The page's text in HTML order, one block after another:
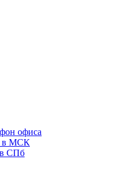
офиса
в МСК
в СПб